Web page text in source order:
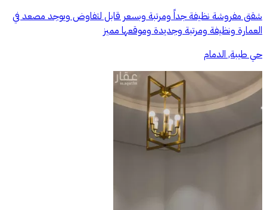
شقق مفروشة نظيفة جداً ومرتبة وبسعر قابل لتفاوض ويوجد مصعد في
العمارة ونظيفة ومرتبة وجديدة وموقعها مميز
حي طيبة, الدمام